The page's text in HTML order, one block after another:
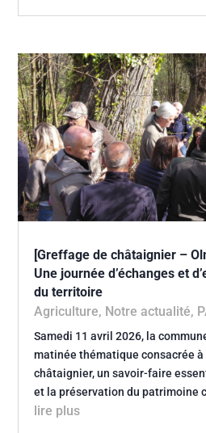
[Greffage de châtaignier –
Une journée d’échanges et
du territoire
Agriculture, Notre actualité,
Samedi 11 avril 2026, la
matinée thématique consacrée
châtaignier, un savoir-faire
et la préservation du patrimoine
lire plus